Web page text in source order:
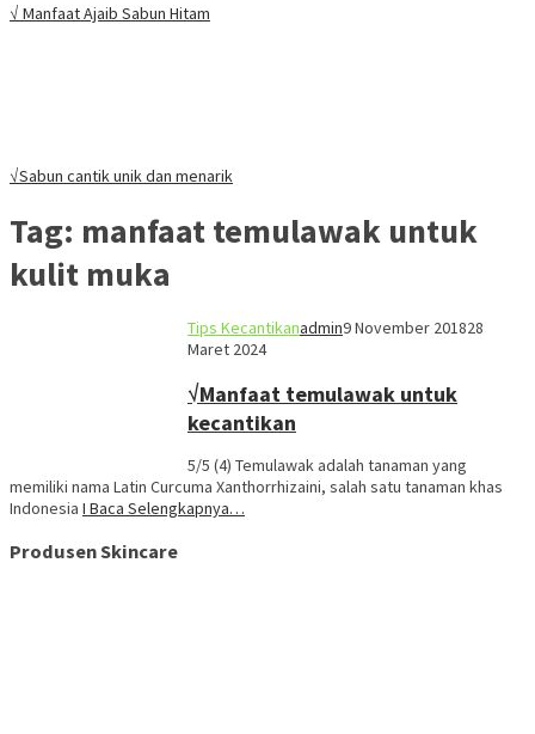
√ Manfaat Ajaib Sabun Hitam
√Sabun cantik unik dan menarik
Tag: manfaat temulawak untuk
kulit muka
Tips Kecantikanadmin9 November 201828
Maret 2024
√Manfaat temulawak untuk
kecantikan
5/5 (4) Temulawak adalah tanaman yang
memiliki nama Latin Curcuma Xanthorrhizaini, salah satu tanaman khas
Indonesia I Baca Selengkapnya…
Produsen Skincare